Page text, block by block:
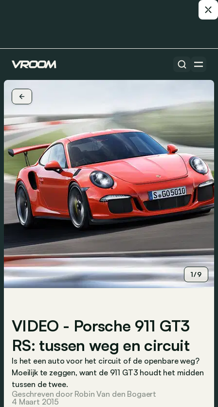
1/9
VIDEO - Porsche 911 GT3
RS: tussen weg en circuit
Is het een auto voor het circuit of de openbare weg?
Moeilijk te zeggen, want de 911 GT3 houdt het midden
tussen de twee.
Geschreven door Robin Van den Bogaert
4 Maart 2015